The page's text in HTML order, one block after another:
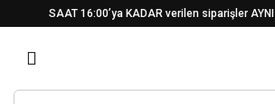
SAAT 16:00’ya KADAR verilen siparişler AYNI